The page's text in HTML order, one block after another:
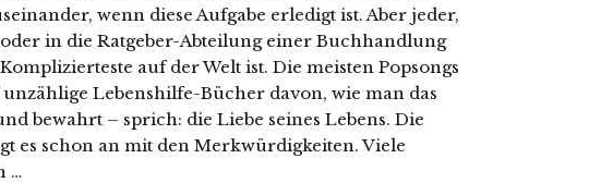
wenn diese Aufgabe erledigt ist. Aber jeder,
in die Ratgeber-Abteilung einer Buchhandlung
auf der Welt ist. Die meisten Popsongs
Lebenshilfe-Bücher davon, wie man das
bewahrt – sprich: die Liebe seines Lebens. Die
es schon an mit den Merkwürdigkeiten. Viele
…